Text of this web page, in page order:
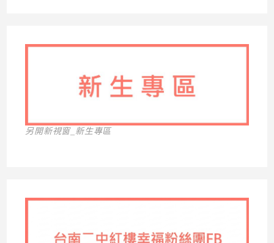
另開新視窗_新生專區